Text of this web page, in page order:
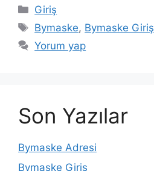
Kategoriler
Giriş
Etiketler
Bymaske, Bymaske Giriş
Yorum yap
Son Yazılar
Bymaske Adresi
Bymaske Giriş